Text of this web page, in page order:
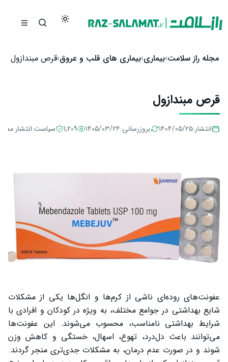
مجله راز سلامت بیماری بیماری های قلب و عروق قرص مبندازول
قرص مبندازول
انتشار:۱۴۰۴/۰۵/۲۵ بروزرسانی:۱۴۰۵/۰۳/۲۴ 1,209 سیاست انتشار
عفونت‌های روده‌ای ناشی از کرم‌ها و انگل‌ها یکی از مشکلات
شایع بهداشتی در جوامع مختلف، به ویژه در کودکان و افرادی با
شرایط بهداشتی نامناسب، محسوب می‌شوند. این عفونت‌ها
می‌توانند باعث دل‌درد، تهوع، اسهال، خستگی و کاهش وزن
شوند و در صورت عدم درمان، به مشکلات جدی‌تری منجر گردند.